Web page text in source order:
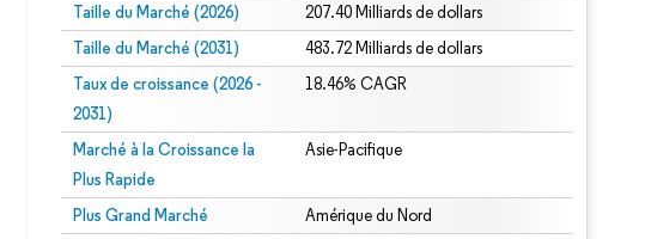
Taille du Marché (2026) 207.40 Milliards de dollars
Taille du Marché (2031) 483.72 Milliards de dollars
Taux de croissance (2026 -
2031)
18.46% CAGR
Marché à la Croissance la
Plus Rapide
Asie-Pacifique
Plus Grand Marché Amérique du Nord
nécessite une attribution sous CC BY 4.0.